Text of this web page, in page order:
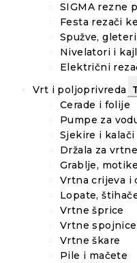
SIGMA rezne
Festa rezači
Spužve,
Nivelatori i
Električni
Vrt i poljoprivreda
Cerade i folije
Pumpe za
Sjekire i kalači
Držala za
Grablje,
Vrtna crijeva i
Lopate,
Vrtne šprice
Vrtne
Vrtne škare
Pile i mačete